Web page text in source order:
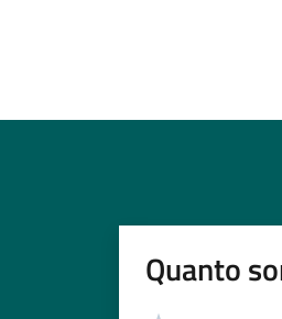
Quanto